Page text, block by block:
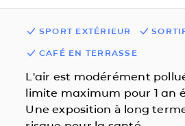
SPORT EXTÉRIEUR
CAFÉ EN TERRASSE
L'air est modérément
limite maximum pour 1 an
Une exposition à long